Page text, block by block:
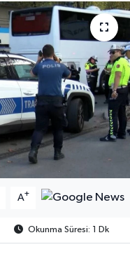
A+
Okunma Süresi: 1 Dk